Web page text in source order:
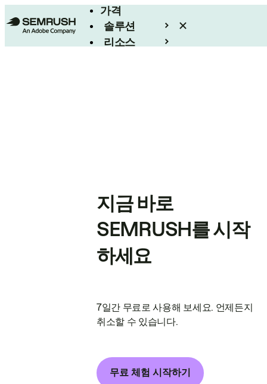
가격
솔루션
리소스
지금 바로
SEMRUSH를 시작
하세요
7일간 무료로 사용해 보세요. 언제든지
취소할 수 있습니다.
무료 체험 시작하기